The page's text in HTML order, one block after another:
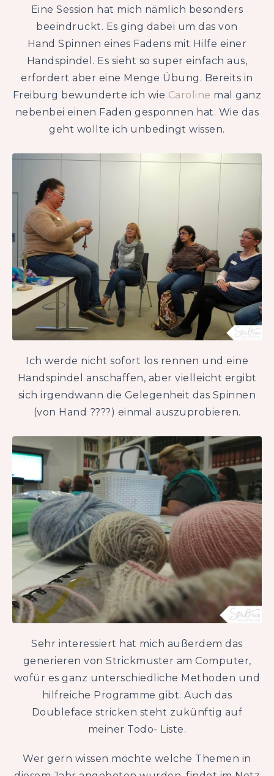
Eine Session hat mich nämlich besonders
beeindruckt. Es ging dabei um das von
Hand Spinnen eines Fadens mit Hilfe einer
Handspindel. Es sieht so super einfach aus,
erfordert aber eine Menge Übung. Bereits in
Freiburg bewunderte ich wie Caroline mal ganz
nebenbei einen Faden gesponnen hat. Wie das
geht wollte ich unbedingt wissen.
Ich werde nicht sofort los rennen und eine
Handspindel anschaffen, aber vielleicht ergibt
sich irgendwann die Gelegenheit das Spinnen
(von Hand ????) einmal auszuprobieren.
Sehr interessiert hat mich außerdem das
generieren von Strickmuster am Computer,
wofür es ganz unterschiedliche Methoden und
hilfreiche Programme gibt. Auch das
Doubleface stricken steht zukünftig auf
meiner Todo- Liste.
Wer gern wissen möchte welche Themen in